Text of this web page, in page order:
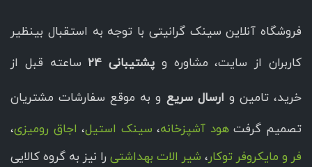
فروشگاه آنلاین سینک گرانیتی با توجه به استقبال بینظیر
کاربران از سایت، مشاوره وپشتیبانی 24 ساعته قبل از
خرید، تامین و ارسال سریع و به موقع سفارشات مشتریان
تصمیم گرفتهود آشپزخانه، سینک استیل، اجاق رومیزی،
فر و مایکروفر توکار، شیر الات بهداشتی را نیز به گروه کالایی